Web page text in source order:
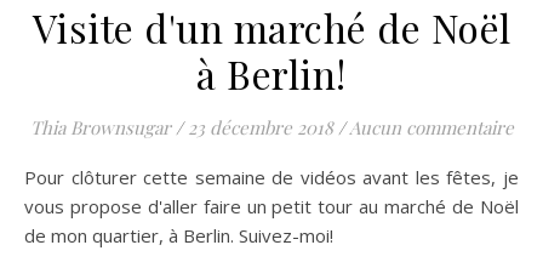
Visite d'un marché de Noël
à Berlin!
Thia Brownsugar / 23 décembre 2018 /Aucun commentaire
Pour clôturer cette semaine de vidéos avant les fêtes, je
vous propose d'aller faire un petit tour au marché de Noël
de mon quartier, à Berlin. Suivez-moi!